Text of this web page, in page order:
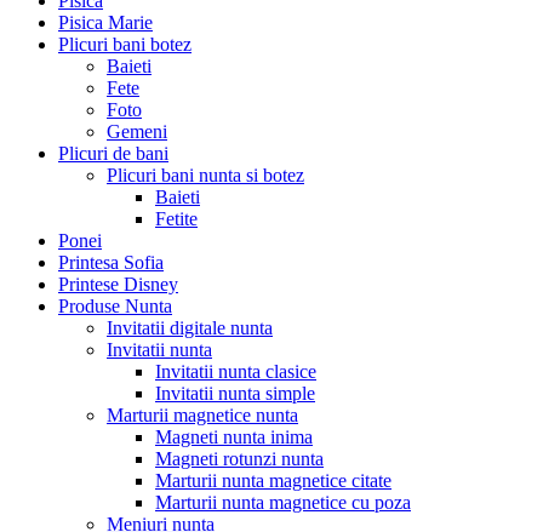
Pisica Marie
Plicuri bani botez
Baieti
Fete
Foto
Gemeni
Plicuri de bani
Plicuri bani nunta si botez
Baieti
Fetite
Ponei
Printesa Sofia
Printese Disney
Produse Nunta
Invitatii digitale nunta
Invitatii nunta
Invitatii nunta clasice
Invitatii nunta simple
Marturii magnetice nunta
Magneti nunta inima
Magneti rotunzi nunta
Marturii nunta magnetice citate
Marturii nunta magnetice cu poza
Meniuri nunta